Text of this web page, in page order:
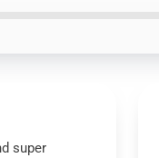
super